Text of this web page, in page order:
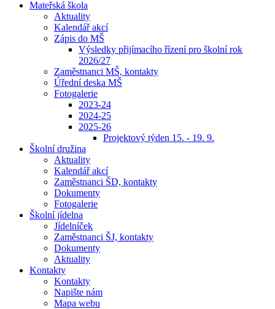
Mateřská škola
Aktuality
Kalendář akcí
Zápis do MŠ
Výsledky přijímacího řízení pro školní rok
2026/27
Zaměstnanci MŠ, kontakty
Úřední deska MŠ
Fotogalerie
2023-24
2024-25
2025-26
Projektový týden 15. - 19. 9.
Školní družina
Aktuality
Kalendář akcí
Zaměstnanci ŠD, kontakty
Dokumenty
Fotogalerie
Školní jídelna
Jídelníček
Zaměstnanci ŠJ, kontakty
Dokumenty
Aktuality
Kontakty
Kontakty
Napište nám
Mapa webu